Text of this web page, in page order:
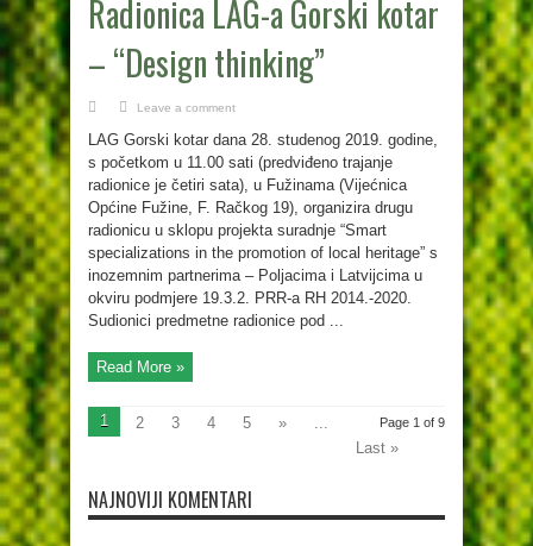
Radionica LAG-a Gorski kotar
– “Design thinking”
Leave a comment
LAG Gorski kotar dana 28. studenog 2019. godine,
s početkom u 11.00 sati (predviđeno trajanje
radionice je četiri sata), u Fužinama (Vijećnica
Općine Fužine, F. Račkog 19), organizira drugu
radionicu u sklopu projekta suradnje “Smart
specializations in the promotion of local heritage” s
inozemnim partnerima – Poljacima i Latvijcima u
okviru podmjere 19.3.2. PRR-a RH 2014.-2020.
Sudionici predmetne radionice pod ...
Read More »
Page 1 of 9
1 2 3 4 5 »
...
Last »
NAJNOVIJI KOMENTARI